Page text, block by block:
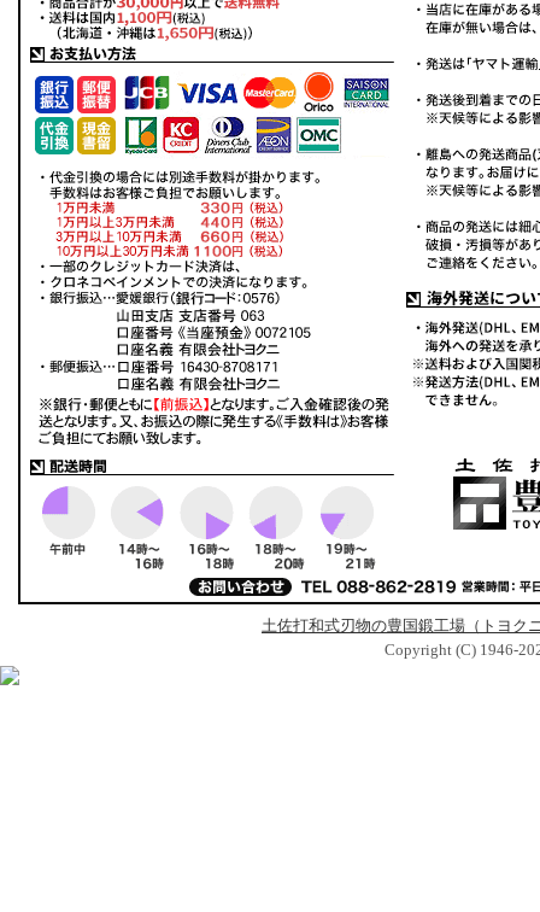
土佐打和式刃物の豊国鍛工場（トヨク
Copyright (C) 1946-